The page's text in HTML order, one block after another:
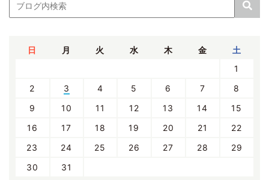
日 月 火 水 木 金 土
1
2
3 4 5 6 7
8
9
10 11 12 13 14
15
16
17 18 19 20 21
22
23
24 25 26 27 28
29
30
31